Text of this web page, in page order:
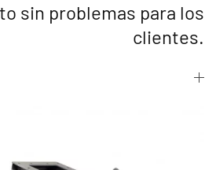
sin problemas para los
clientes.